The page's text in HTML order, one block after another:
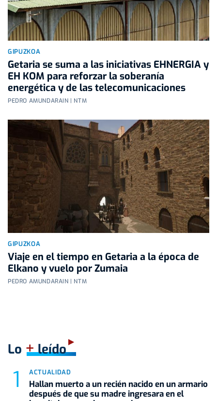
GIPUZKOA
Getaria se suma a las iniciativas EHNERGIA y
EH KOM para reforzar la soberanía
energética y de las telecomunicaciones
PEDRO AMUNDARAIN | NTM
GIPUZKOA
Viaje en el tiempo en Getaria a la época de
Elkano y vuelo por Zumaia
PEDRO AMUNDARAIN | NTM
Lo +leído
ACTUALIDAD
Hallan muerto a un recién nacido en un armario
después de que su madre ingresara en el